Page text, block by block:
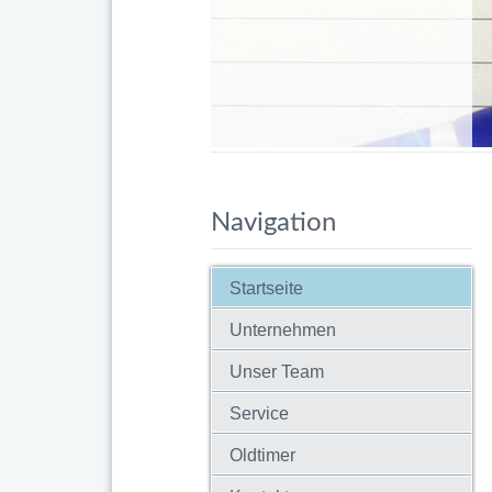
Reifendienst
Wir bieten Ihnen die
zu bestellen und im
Gegenzug die Alten
entsorgen zu lassen.
weiterlesen ...
Navigation
Startseite
Unternehmen
Unser Team
Service
Oldtimer